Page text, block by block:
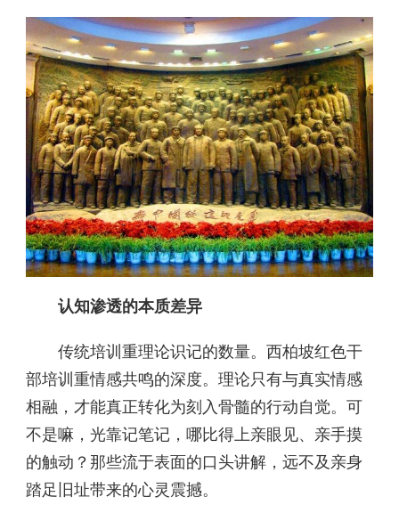
认知渗透的本质差异
传统培训重理论识记的数量。西柏坡红色干
部培训重情感共鸣的深度。理论只有与真实情感
相融，才能真正转化为刻入骨髓的行动自觉。可
不是嘛，光靠记笔记，哪比得上亲眼见、亲手摸
的触动？那些流于表面的口头讲解，远不及亲身
踏足旧址带来的心灵震撼。